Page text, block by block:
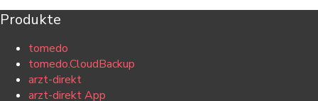
Produkte
tomedo
tomedo.CloudBackup
arzt-direkt
arzt-direkt App